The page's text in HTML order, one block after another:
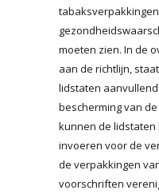
moeten zien. In de
aan de richtlijn,
lidstaten
bescherming van
kunnen de
invoeren voor de
de verpakkingen
voorschriften